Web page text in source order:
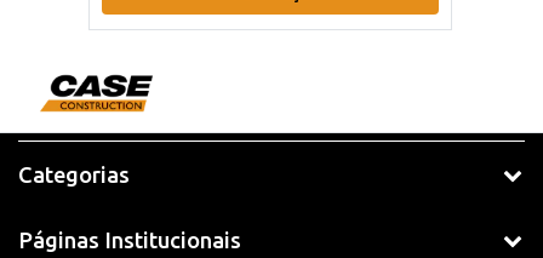
Categorias
Páginas Institucionais